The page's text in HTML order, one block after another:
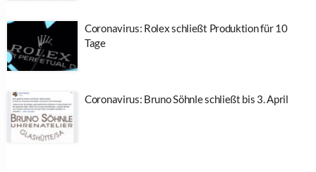
Coronavirus: Rolex schließt Produktion für 10
Tage
Coronavirus: Bruno Söhnle schließt bis 3. April